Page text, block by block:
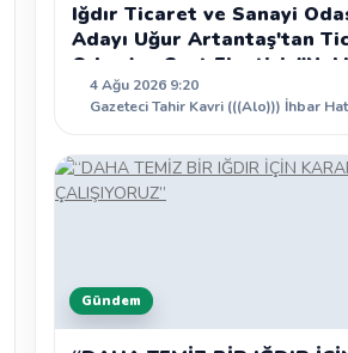
Iğdır Ticaret ve Sanayi
Adayı Uğur Artantaş'tan
Odası'na Sert Eleştiri:
Sahipsiz Bırakılamaz"
4 Ağu 2026 9:20
Gazeteci Tahir Kavri (((Alo))) İhbar
Gündem